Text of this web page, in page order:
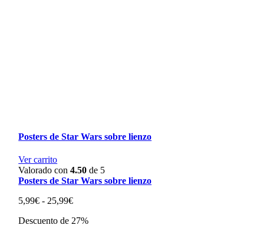
Posters de Star Wars sobre lienzo
Ver carrito
Valorado con4.50 de 5
Posters de Star Wars sobre lienzo
5,99€ - 25,99€Rango
precios:
Descuento de 27%